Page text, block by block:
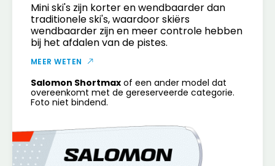
Mini ski's zijn korter en wendbaarder dan
traditionele ski's, waardoor skiërs
wendbaarder zijn en meer controle hebben
bij het afdalen van de pistes.
MEER WETEN
Salomon Shortmax of een ander model dat
overeenkomt met de gereserveerde categorie.
Foto niet bindend.